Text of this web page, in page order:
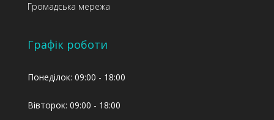
Громадська мережа
Графік роботи
Понеділок: 09:00 - 18:00
Вівторок: 09:00 - 18:00